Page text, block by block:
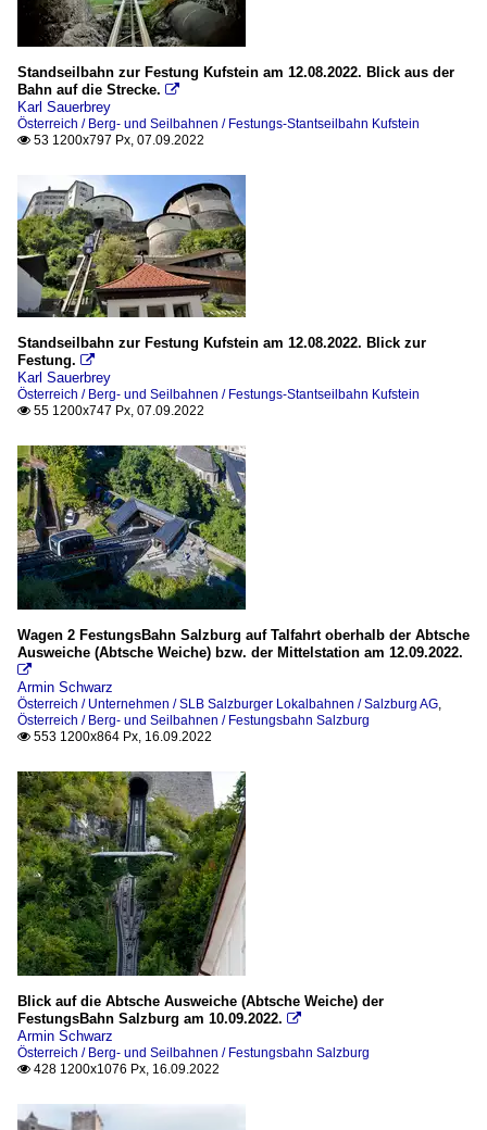
Standseilbahn zur Festung Kufstein am 12.08.2022. Blick aus der
Bahn auf die Strecke. 
Karl Sauerbrey
Österreich / Berg- und Seilbahnen / Festungs-Stantseilbahn Kufstein
 53 1200x797 Px, 07.09.2022
Standseilbahn zur Festung Kufstein am 12.08.2022. Blick zur
Festung. 
Karl Sauerbrey
Österreich / Berg- und Seilbahnen / Festungs-Stantseilbahn Kufstein
 55 1200x747 Px, 07.09.2022
Wagen 2 FestungsBahn Salzburg auf Talfahrt oberhalb der Abtsche
Ausweiche (Abtsche Weiche) bzw. der Mittelstation am 12.09.2022.

Armin Schwarz
Österreich / Unternehmen / SLB Salzburger Lokalbahnen / Salzburg AG,
Österreich / Berg- und Seilbahnen / Festungsbahn Salzburg
 553 1200x864 Px, 16.09.2022
Blick auf die Abtsche Ausweiche (Abtsche Weiche) der
FestungsBahn Salzburg am 10.09.2022. 
Armin Schwarz
Österreich / Berg- und Seilbahnen / Festungsbahn Salzburg
 428 1200x1076 Px, 16.09.2022